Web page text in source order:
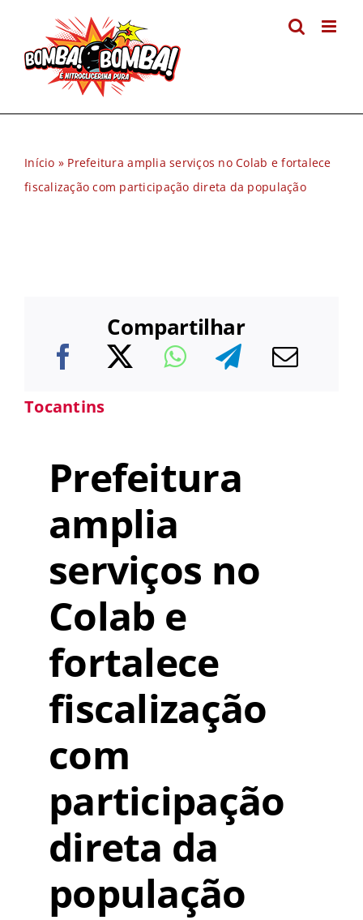
conteúdo
Início » Prefeitura amplia serviços no Colab e fortalece
fiscalização com participação direta da população
Compartilhar
Tocantins
Prefeitura
amplia
serviços no
Colab e
fortalece
fiscalização
com
participação
direta da
população